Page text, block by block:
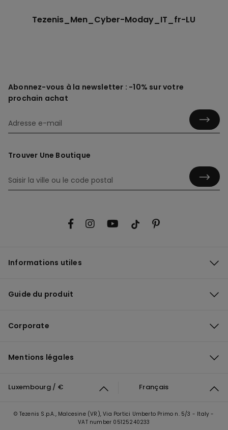
Tezenis_Men_Cyber-Moday_IT_fr-LU
Abonnez-vous à la newsletter : -10% sur votre
prochain achat
Trouver Une Boutique
Informations utiles
Guide du produit
Corporate
Mentions légales
Luxembourg / € Français
© Tezenis S.p.A., Malcesine (VR), Via Portici Umberto Primo n. 5/3 - Italy -
VAT number 05125240233